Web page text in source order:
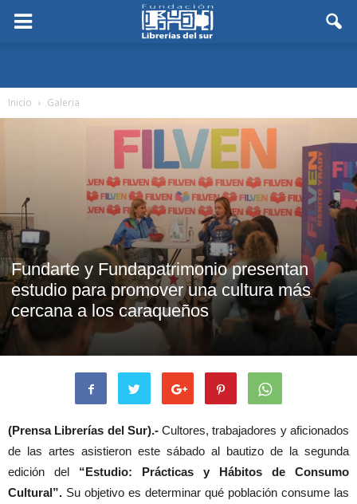
Inicio Galeria
Fundarte y Fundapatrimonio presentan
estudio para promover una cultura más
cercana a los caraqueños
(Prensa Librerías del Sur).-Cultores, trabajadores y aficionados
de las artes asistieron este sábado al bautizo de la segunda
edición del “Estudio: Prácticas y Hábitos de Consumo
Cultural”. Su objetivo es determinar qué población consume las